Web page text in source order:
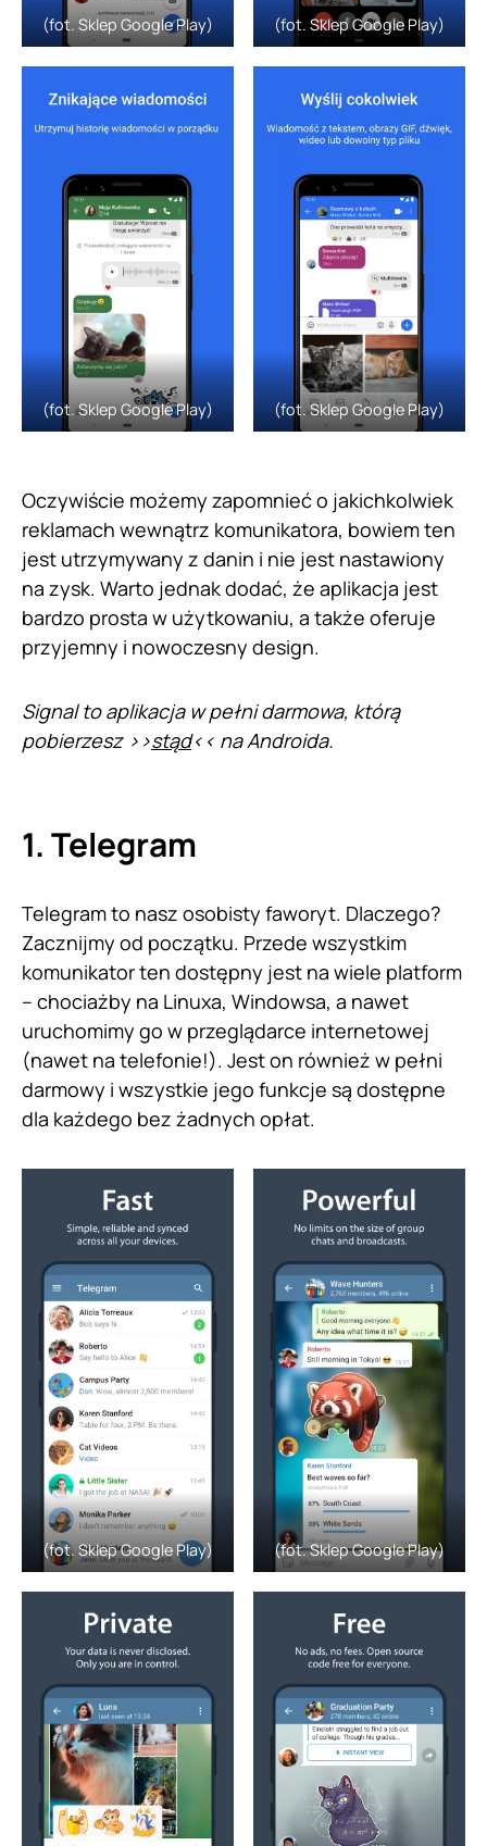
(fot. Sklep Google Play) (fot. Sklep Google Play)
(fot. Sklep Google Play) (fot. Sklep Google Play)
Oczywiście możemy zapomnieć o jakichkolwiek
reklamach wewnątrz komunikatora, bowiem ten
jest utrzymywany z danin i nie jest nastawiony
na zysk. Warto jednak dodać, że aplikacja jest
bardzo prosta w użytkowaniu, a także oferuje
przyjemny i nowoczesny design.
Signal to aplikacja w pełni darmowa, którą
pobierzesz >>stąd<< na Androida.
1. Telegram
Telegram to nasz osobisty faworyt. Dlaczego?
Zacznijmy od początku. Przede wszystkim
komunikator ten dostępny jest na wiele platform
– chociażby na Linuxa, Windowsa, a nawet
uruchomimy go w przeglądarce internetowej
(nawet na telefonie!). Jest on również w pełni
darmowy i wszystkie jego funkcje są dostępne
dla każdego bez żadnych opłat.
(fot. Sklep Google Play) (fot. Sklep Google Play)